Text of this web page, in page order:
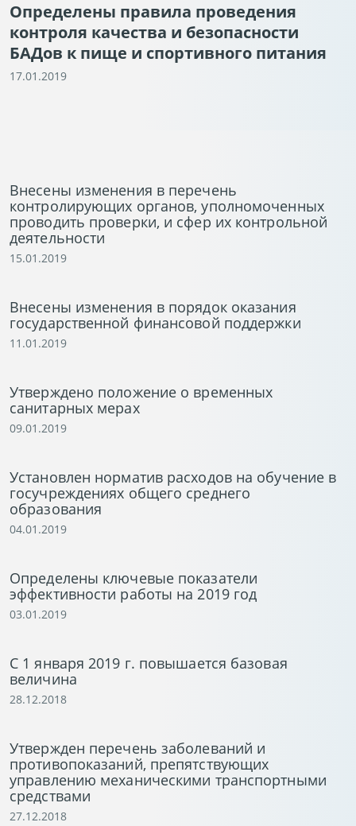
Определены правила проведения
контроля качества и безопасности
БАДов к пище и спортивного питания
17.01.2019
Внесены изменения в перечень
контролирующих органов, уполномоченных
проводить проверки, и сфер их контрольной
деятельности
15.01.2019
Внесены изменения в порядок оказания
государственной финансовой поддержки
11.01.2019
Утверждено положение о временных
санитарных мерах
09.01.2019
Установлен норматив расходов на обучение в
госучреждениях общего среднего
образования
04.01.2019
Определены ключевые показатели
эффективности работы на 2019 год
03.01.2019
С 1 января 2019 г. повышается базовая
величина
28.12.2018
Утвержден перечень заболеваний и
противопоказаний, препятствующих
управлению механическими транспортными
средствами
27.12.2018